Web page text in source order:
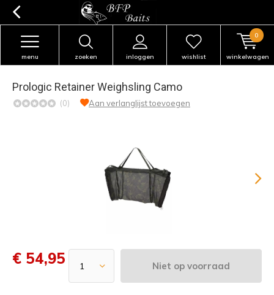
zoeken inloggen
menu wishlist winkelwagen
0
Prologic Retainer Weighsling Camo
(0) Aan verlanglijst toevoegen
€ 54,95 Niet op voorraad